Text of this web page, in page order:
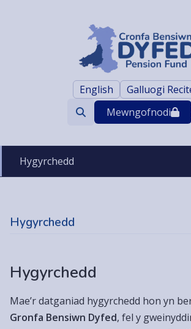
English Galluogi
Search
Mewngofnodi
Hygyrchedd
Hygyrchedd
Hygyrchedd
Mae’r datganiad hygyrchedd hon yn
Gronfa Bensiwn Dyfed, fel y